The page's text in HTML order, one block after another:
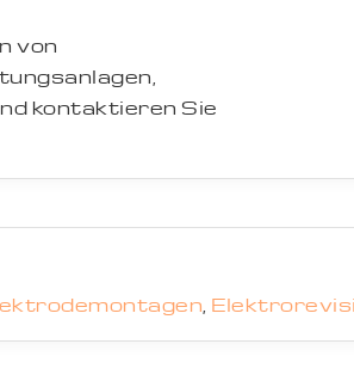
von
kontaktieren Sie
,